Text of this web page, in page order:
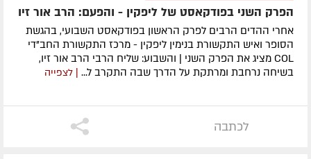
הפרק השני בפודקאסט של ליפקין - והפעם: הרב אור זיו
אחרי ההדים הרבים לפרק הראשון בפודקאסט השבועי, בהגשת
הסופר ואיש התקשורת בנימין ליפקין - מרכז התקשורת החב"די
COL מציג את הפרק השני | והשבוע: שליח הרבי הרב אור זיו,
בשיחה נרחבת ומרתקת על הדרך שבה התקרב ל... | לצפייה
לכתבה